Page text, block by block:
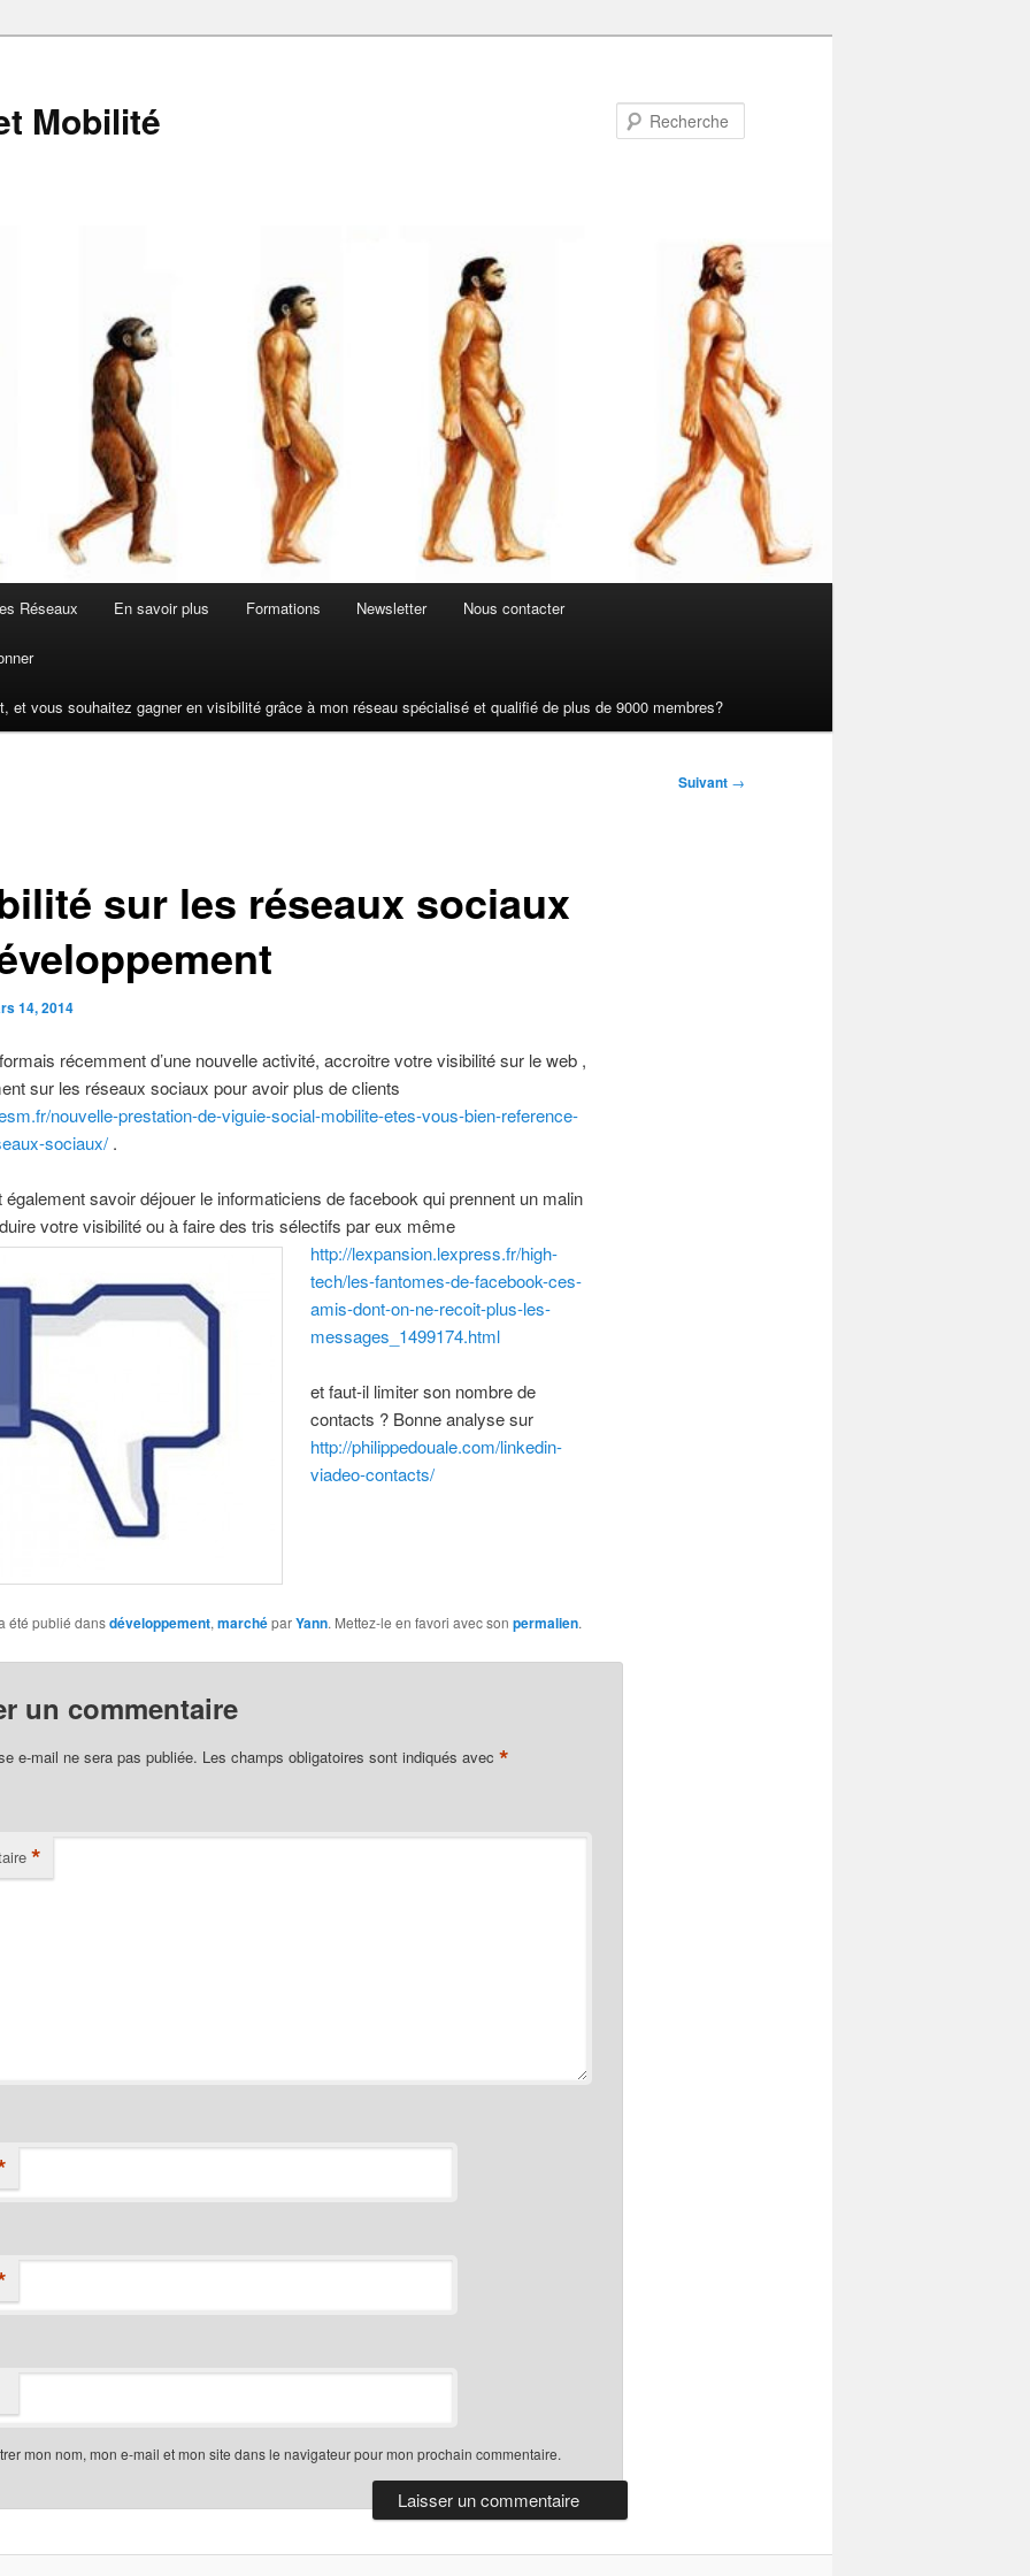
Mobilité
Réseaux En savoir plus Formations Newsletter Nous contacter
et vous souhaitez gagner en visibilité grâce à mon réseau spécialisé et qualifié de plus de 9000 membres?
Suivant →
sur les réseaux sociaux
14, 2014
récemment d’une nouvelle activité, accroitre votre visibilité sur le web ,
sur les réseaux sociaux pour avoir plus de clients
nouvelle-prestation-de-viguie-social-mobilite-etes-vous-bien-reference-
sociaux/.
également savoir déjouer le informaticiens de facebook qui prennent un malin
votre visibilité ou à faire des tris sélectifs par eux même
http://lexpansion.lexpress.fr/high-
tech/les-fantomes-de-facebook-ces-
amis-dont-on-ne-recoit-plus-les-
messages_1499174.html
et faut-il limiter son nombre de
contacts ? Bonne analyse sur
http://philippedouale.com/linkedin-
viadeo-contacts/
été publié dansdéveloppement, marchéparYann. Mettez-le en favori avec son permalien.
un commentaire
e-mail ne sera pas publiée. Les champs obligatoires sont indiqués avec *
*
mon nom, mon e-mail et mon site dans le navigateur pour mon prochain commentaire.